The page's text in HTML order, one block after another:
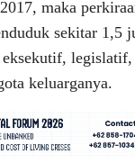
maka
sekitar 1,5
keluarganya.